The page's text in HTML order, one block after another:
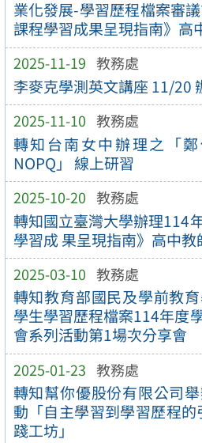
業化發展-學習歷程檔案審
課程學習成果呈現指南》高
2025-11-19 教務處
李麥克學測英文講座 11/20
2025-11-10 教務處
轉知台南女中辦理之「
NOPQ」 線上研習
2025-10-20 教務處
轉知國立臺灣大學辦理114
學習成 果呈現指南》高中
2025-03-10 教務處
轉知教育部國民及學前教
學生學習歷程檔案114年度
會系列活動第1場次分享會
2025-01-23 教務處
轉知幫你優股份有限公司
動「自主學習到學習歷程
踐工坊」